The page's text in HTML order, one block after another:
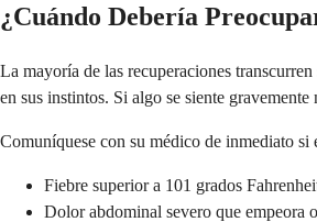
¿Cuándo Debería
La mayoría de las recuperaciones
en sus instintos. Si algo se siente gravemente
Comuníquese con su médico de inmediato si
Fiebre superior a 101 grados
Dolor abdominal severo que empeora